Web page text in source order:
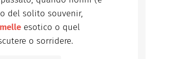
del solito souvenir,
esotico o quel
o sorridere.